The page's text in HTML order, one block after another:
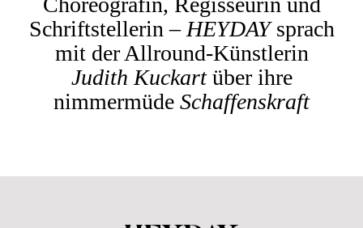
Schriftstellerin – HEYDAYsprach
mit der Allround-Künstlerin
Judith Kuckartüber ihre
nimmermüde Schaffenskraft